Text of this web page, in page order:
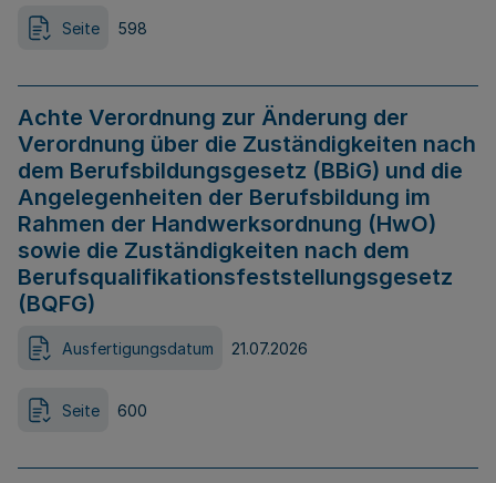
Seite 598
Achte Verordnung zur Änderung der
Verordnung über die Zuständigkeiten nach
dem Berufsbildungsgesetz (BBiG) und die
Angelegenheiten der Berufsbildung im
Rahmen der Handwerksordnung (HwO)
sowie die Zuständigkeiten nach dem
Berufsqualifikationsfeststellungsgesetz
(BQFG)
Ausfertigungsdatum 21.07.2026
Seite 600